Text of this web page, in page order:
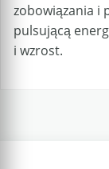
zobowiązania i
pulsującą
i wzrost.